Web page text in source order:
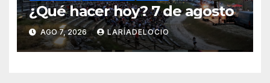
¿Qué hacer hoy? 7 de agosto
AGO 7, 2026 LARÍADELOCIO